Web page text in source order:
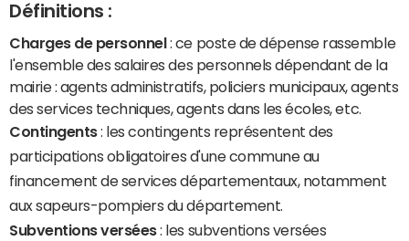
Définitions :
Charges de personnel : ce poste de dépense rassemble
l'ensemble des salaires des personnels dépendant de la
mairie : agents administratifs, policiers municipaux, agents
des services techniques, agents dans les écoles, etc.
Contingents: les contingents représentent des
participations obligatoires d'une commune au
financement de services départementaux, notamment
aux sapeurs-pompiers du département.
Subventions versées: les subventions versées